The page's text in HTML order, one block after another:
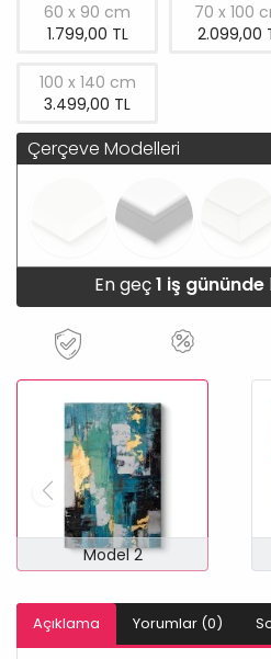
60 x 90 cm
1.799,00 TL
70 x 100
2.099,00
100 x 140 cm
3.499,00 TL
Çerçeve Modelleri
En geç1 iş gününde
Model 2
Açıklama Yorumlar (0)